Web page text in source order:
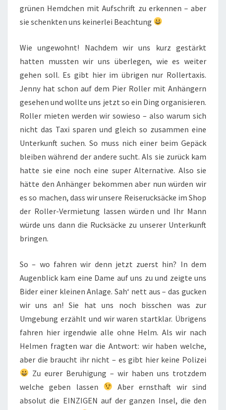
grünen Hemdchen mit Aufschrift zu erkennen – aber
sie schenkten uns keinerlei Beachtung
Wie ungewohnt! Nachdem wir uns kurz gestärkt
hatten mussten wir uns überlegen, wie es weiter
gehen soll. Es gibt hier im übrigen nur Rollertaxis.
Jenny hat schon auf dem Pier Roller mit Anhängern
gesehen und wollte uns jetzt so ein Ding organisieren.
Roller mieten werden wir sowieso – also warum sich
nicht das Taxi sparen und gleich so zusammen eine
Unterkunft suchen. So muss nich einer beim Gepäck
bleiben während der andere sucht. Als sie zurück kam
hatte sie eine noch eine super Alternative. Also sie
hätte den Anhänger bekommen aber nun würden wir
es so machen, dass wir unsere Reiserucksäcke im Shop
der Roller-Vermietung lassen würden und Ihr Mann
würde uns dann die Rucksäcke zu unserer Unterkunft
bringen.
So – wo fahren wir denn jetzt zuerst hin? In dem
Augenblick kam eine Dame auf uns zu und zeigte uns
Bider einer kleinen Anlage. Sah‘ nett aus – das gucken
wir uns an! Sie hat uns noch bisschen was zur
Umgebung erzählt und wir waren startklar. Übrigens
fahren hier irgendwie alle ohne Helm. Als wir nach
Helmen fragten war die Antwort: wir haben welche,
aber die braucht ihr nicht – es gibt hier keine Polizei
Zu eurer Beruhigung – wir haben uns trotzdem
welche geben lassen
Aber ernsthaft wir sind
absolut die EINZIGEN auf der ganzen Insel, die den